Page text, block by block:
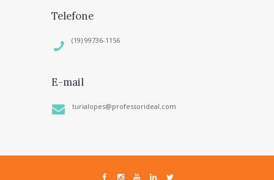
Telefone
(19) 99736-1156
E-mail
turialopes@professorideal.com